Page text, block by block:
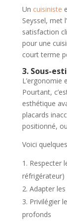
Un cuisiniste
Seyssel, met
satisfaction
pour une
court terme
3. Sous-
L’ergonomie
Pourtant,
esthétique
placards
positionné,
Voici
Respecter
réfrigérateur)
Adapter
Privilégier
profonds